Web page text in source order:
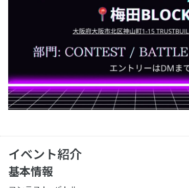
イベント紹介
基本情報